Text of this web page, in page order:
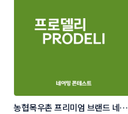
농협목우촌 프리미엄 브랜드 네이